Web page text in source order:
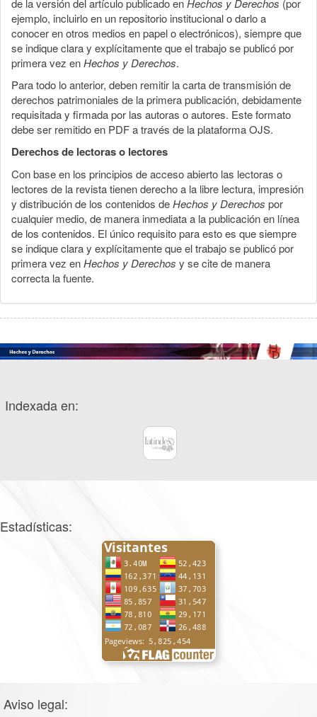
de la versión del artículo publicado enHechos y Derechos (por
ejemplo, incluirlo en un repositorio institucional o darlo a
conocer en otros medios en papel o electrónicos), siempre que
se indique clara y explícitamente que el trabajo se publicó por
primera vez enHechos y Derechos.
Para todo lo anterior, deben remitir la carta de transmisión de
derechos patrimoniales de la primera publicación, debidamente
requisitada y firmada por las autoras o autores. Este formato
debe ser remitido en PDF a través de la plataforma OJS.
Derechos de lectoras o lectores
Con base en los principios de acceso abierto las lectoras o
lectores de la revista tienen derecho a la libre lectura, impresión
y distribución de los contenidos deHechos y Derechos por
cualquier medio, de manera inmediata a la publicación en línea
de los contenidos. El único requisito para esto es que siempre
se indique clara y explícitamente que el trabajo se publicó por
primera vez enHechos y Derechos y se cite de manera
correcta la fuente.
Indexada en:
Estadísticas:
Aviso legal: